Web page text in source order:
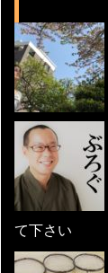
て下さい